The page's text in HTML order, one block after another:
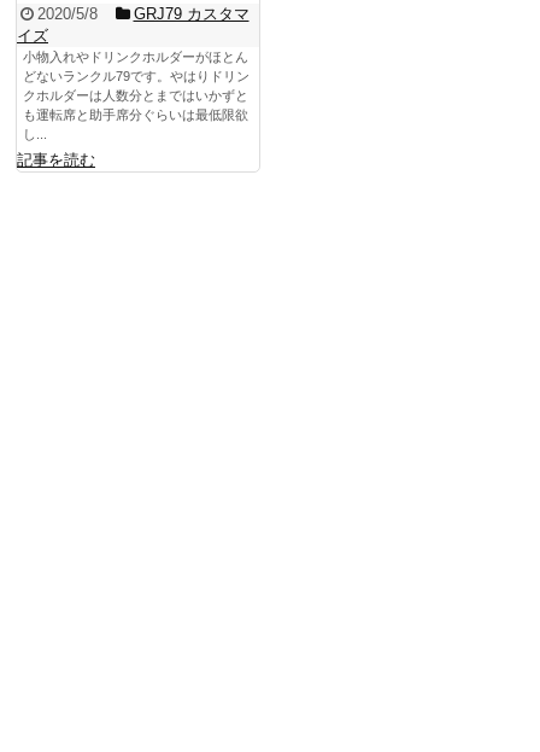
2020/5/8
GRJ79 カスタマ
イズ
小物入れやドリンクホルダーがほとん
どないランクル79です。やはりドリン
クホルダーは人数分とまではいかずと
も運転席と助手席分ぐらいは最低限欲
し...
記事を読む